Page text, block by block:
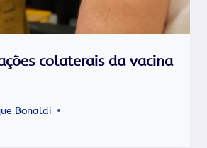
colaterais da vacina
Bonaldi